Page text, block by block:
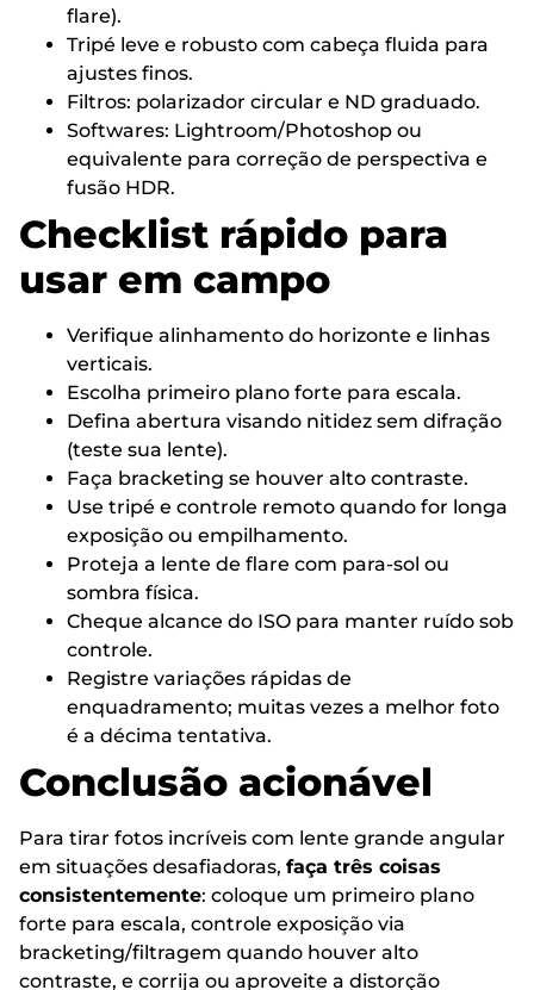
flare).
Tripé leve e robusto com cabeça fluida para
ajustes finos.
Filtros: polarizador circular e ND graduado.
Softwares: Lightroom/Photoshop ou
equivalente para correção de perspectiva e
fusão HDR.
Checklist rápido para
usar em campo
Verifique alinhamento do horizonte e linhas
verticais.
Escolha primeiro plano forte para escala.
Defina abertura visando nitidez sem difração
(teste sua lente).
Faça bracketing se houver alto contraste.
Use tripé e controle remoto quando for longa
exposição ou empilhamento.
Proteja a lente de flare com para-sol ou
sombra física.
Cheque alcance do ISO para manter ruído sob
controle.
Registre variações rápidas de
enquadramento; muitas vezes a melhor foto
é a décima tentativa.
Conclusão acionável
Para tirar fotos incríveis com lente grande angular
em situações desafiadoras, faça três coisas
consistentemente: coloque um primeiro plano
forte para escala, controle exposição via
bracketing/filtragem quando houver alto
contraste, e corrija ou aproveite a distorção